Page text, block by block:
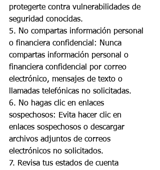
protegerte contra vulnerabilidades de
seguridad conocidas.
5. No compartas información personal
o financiera confidencial: Nunca
compartas información personal o
financiera confidencial por correo
electrónico, mensajes de texto o
llamadas telefónicas no solicitadas.
6. No hagas clic en enlaces
sospechosos: Evita hacer clic en
enlaces sospechosos o descargar
archivos adjuntos de correos
electrónicos no solicitados.
7. Revisa tus estados de cuenta